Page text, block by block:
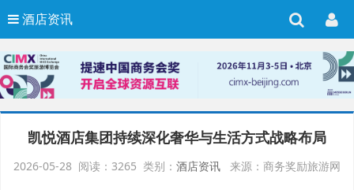
酒店资讯
凯悦酒店集团持续深化奢华与生活方式战略布局
2026-05-28 阅读：3265 类别： 酒店资讯 来源：商务奖励旅游网